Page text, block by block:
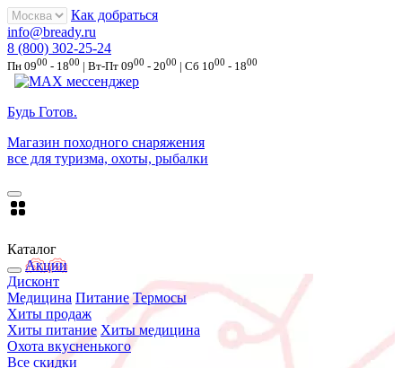
Как добраться
info@bready.ru
8 (800) 302-25-24
Пн 0900 - 1800 | Вт-Пт 0900 - 2000 | Сб 1000 - 1800
Будь Готов.
Магазин походного снаряжения
все для туризма, охоты, рыбалки
Каталог
Акции
Дисконт
Медицина Питание Термосы
Хиты продаж
Хиты питание Хиты медицина
Охота вкусненького
Все скидки